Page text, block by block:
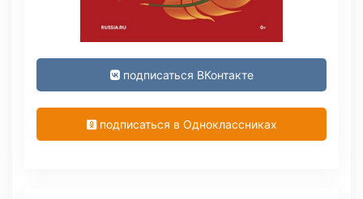
подписаться ВКонтакте
подписаться в Одноклассниках